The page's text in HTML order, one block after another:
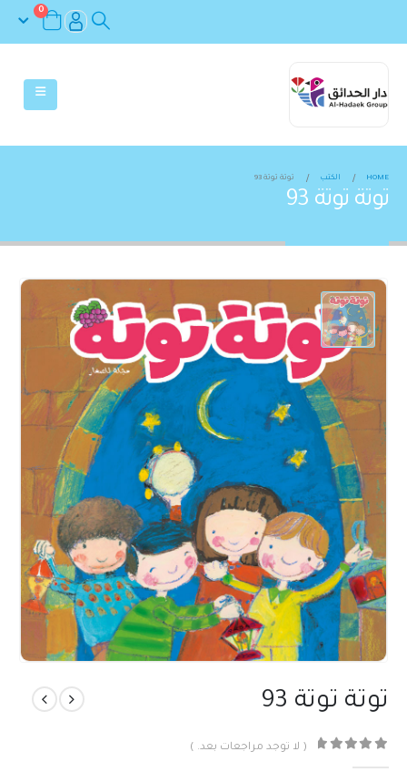
0
HOME الكتب توتة توتة 93
توتة توتة 93
توتة توتة 93
( لا توجد مراجعات بعد. )